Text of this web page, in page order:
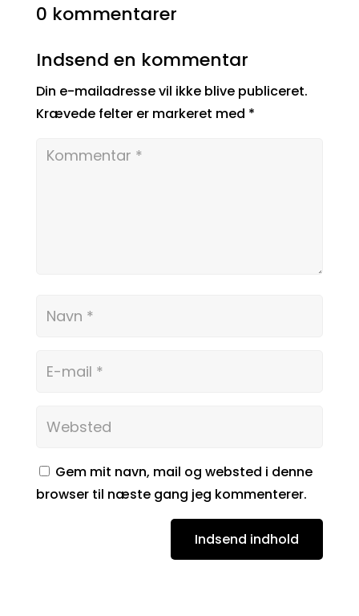
0 kommentarer
Indsend en kommentar
Din e-mailadresse vil ikke blive publiceret.
Krævede felter er markeret med *
Gem mit navn, mail og websted i denne
browser til næste gang jeg kommenterer.
Indsend indhold